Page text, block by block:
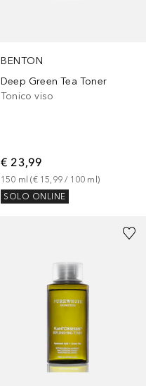
BENTON
Deep Green Tea Toner
Tonico viso
€ 23,99
150 ml (€ 15,99 / 100 ml)
SOLO ONLINE